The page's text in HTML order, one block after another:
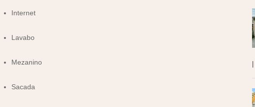
Internet
Lavabo
Mezanino
Sacada